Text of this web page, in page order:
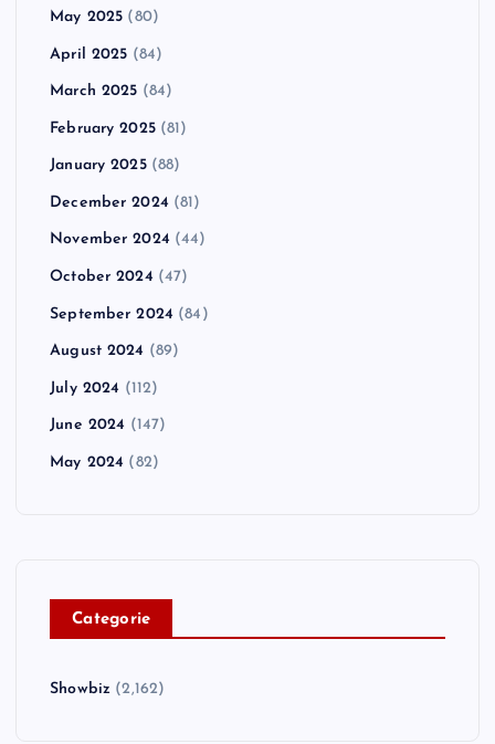
May 2025 (80)
April 2025 (84)
March 2025 (84)
February 2025(81)
January 2025(88)
December 2024 (81)
November 2024 (44)
October 2024 (47)
September 2024 (84)
August 2024 (89)
July 2024 (112)
June 2024 (147)
May 2024 (82)
Categorie
Showbiz (2,162)